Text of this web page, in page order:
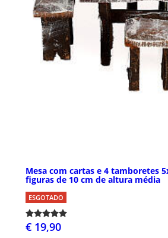
Mesa com cartas e 4 tamboretes
figuras de 10 cm de altura média
ESGOTADO
€ 19,90